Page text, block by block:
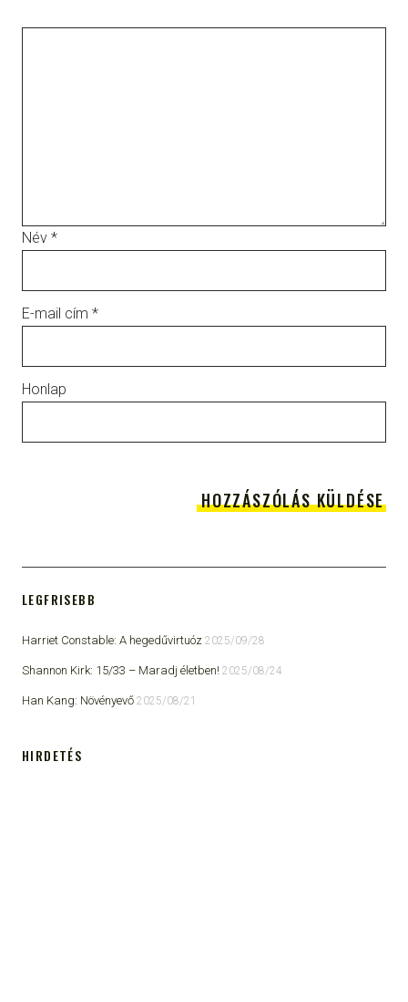
Név *
E-mail cím *
Honlap
LEGFRISEBB
Harriet Constable: A hegedűvirtuóz 2025/09/28
Shannon Kirk: 15/33 ​– Maradj életben! 2025/08/24
Han Kang: Növényevő 2025/08/21
HIRDETÉS